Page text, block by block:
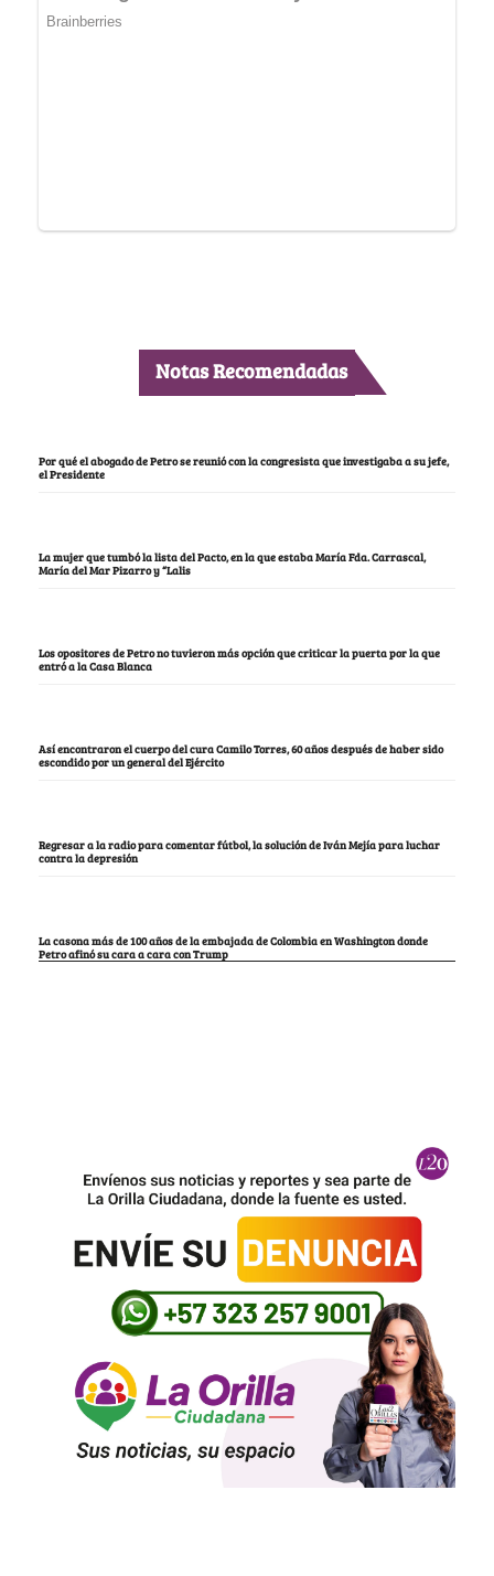
Notas Recomendadas
Por qué el abogado de Petro se reunió con la congresista que investigaba a su jefe,
el Presidente
La mujer que tumbó la lista del Pacto, en la que estaba María Fda. Carrascal,
María del Mar Pizarro y “Lalis
Los opositores de Petro no tuvieron más opción que criticar la puerta por la que
entró a la Casa Blanca
Así encontraron el cuerpo del cura Camilo Torres, 60 años después de haber sido
escondido por un general del Ejército
Regresar a la radio para comentar fútbol, la solución de Iván Mejía para luchar
contra la depresión
La casona más de 100 años de la embajada de Colombia en Washington donde
Petro afinó su cara a cara con Trump